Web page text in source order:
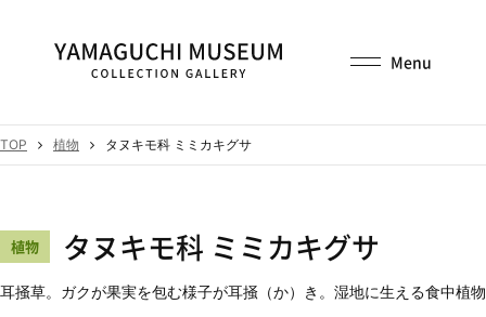
TOP 植物 タヌキモ科 ミミカキグサ
植物 タヌキモ科 ミミカキグサ
耳掻草。ガクが果実を包む様子が耳掻（か）き。湿地に生える食中植